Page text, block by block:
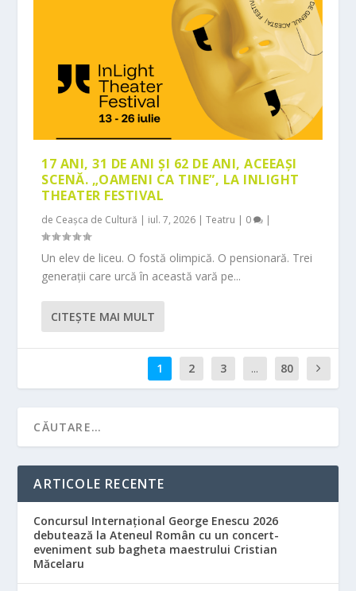
17 ANI, 31 DE ANI ȘI 62 DE ANI, ACEEAȘI
SCENĂ. „OAMENI CA TINE”, LA INLIGHT
THEATER FESTIVAL
de Ceașca de Cultură | iul. 7, 2026 |Teatru | 0 |
Un elev de liceu. O fostă olimpică. O pensionară. Trei
generații care urcă în această vară pe...
CITEŞTE MAI MULT
1 2 3 ... 80
ARTICOLE RECENTE
Concursul Internațional George Enescu 2026
debutează la Ateneul Român cu un concert-
eveniment sub bagheta maestrului Cristian
Măcelaru